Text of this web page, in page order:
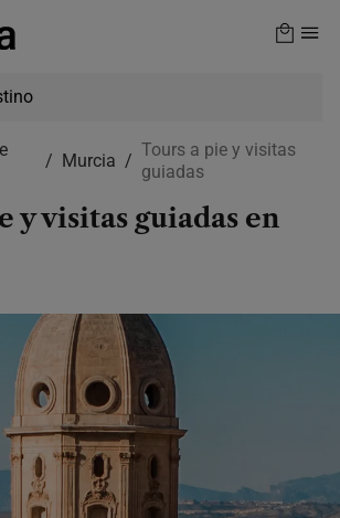
Murcia
Tours a pie y visitas
guiadas
y visitas guiadas en